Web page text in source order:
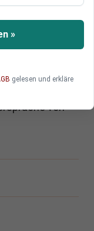
haben
und DAK mit
von
»
gelesen und erkläre